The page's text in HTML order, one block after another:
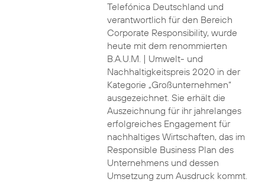
Telefónica Deutschland und
verantwortlich für den Bereich
Corporate Responsibility, wurde
heute mit dem renommierten
B.A.U.M. | Umwelt- und
Nachhaltigkeitspreis 2020 in der
Kategorie „Großunternehmen“
ausgezeichnet. Sie erhält die
Auszeichnung für ihr jahrelanges
erfolgreiches Engagement für
nachhaltiges Wirtschaften, das im
Responsible Business Plan des
Unternehmens und dessen
Umsetzung zum Ausdruck kommt.